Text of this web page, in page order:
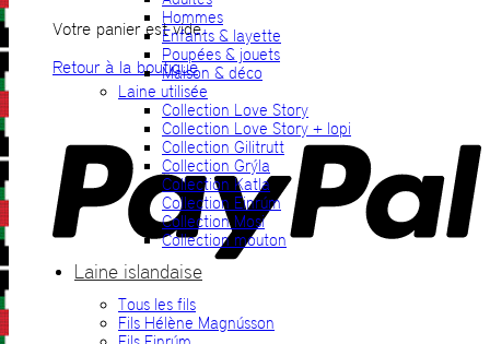
Votre panier est vide.
Retour à la boutique
Hommes
Enfants & layette
Poupées & jouets
Maison & déco
Laine utilisée
Collection Love Story
Collection Love Story + lopi
Collection Gilitrutt
Collection Grýla
Collection Katla
Collection Einrúm
Collection Mosi
Collection mouton
Laine islandaise
Tous les fils
Fils Hélène Magnússon